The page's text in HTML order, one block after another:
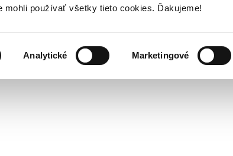
používať všetky tieto cookies. Ďakujeme!
Analytické Marketingové